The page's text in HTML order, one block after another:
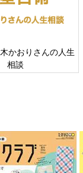
すべての赤ちゃんや
て、よりよい社会
ことをめざしてさま